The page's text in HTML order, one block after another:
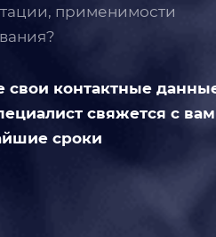
применимости
свои контактные
свяжется с
сроки